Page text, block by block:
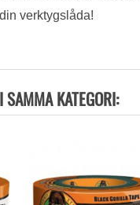
verktygslåda!
KATEGORI: